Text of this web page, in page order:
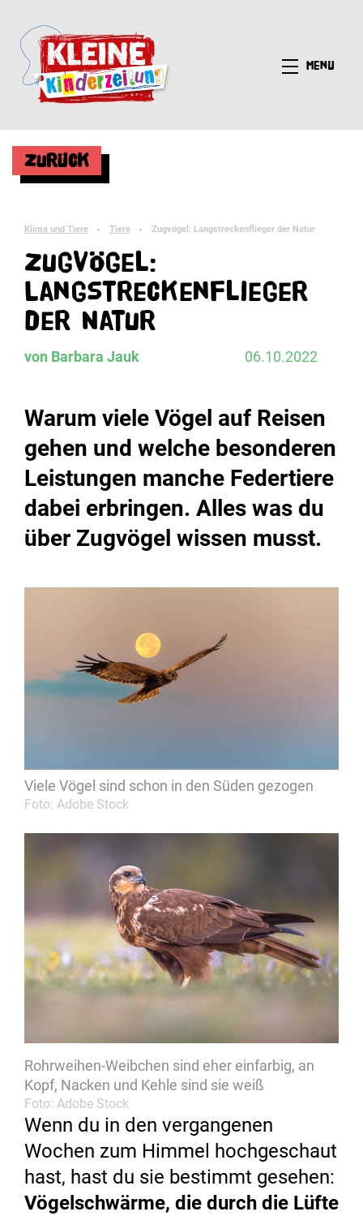
Menü
Zurück
Klima und Tiere ► Tiere ► Zugvögel: Langstreckenflieger der Natur
Zugvögel:
Langstreckenflieger
der Natur
von Barbara Jauk 06.10.2022
Warum viele Vögel auf Reisen
gehen und welche besonderen
Leistungen manche Federtiere
dabei erbringen. Alles was du
über Zugvögel wissen musst.
Viele Vögel sind schon in den Süden gezogen
Foto: Adobe Stock
Rohrweihen-Weibchen sind eher einfarbig, an
Kopf, Nacken und Kehle sind sie weiß
Foto: Adobe Stock
Wenn du in den vergangenen
Wochen zum Himmel hochgeschaut
hast, hast du sie bestimmt gesehen:
Vögelschwärme, die durch die Lüfte